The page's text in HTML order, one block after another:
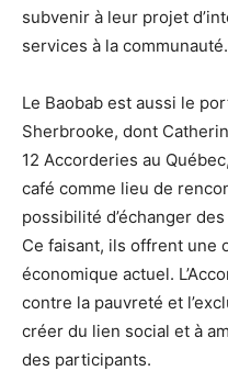
subvenir à leur projet
services à la communauté.
Le Baobab est aussi le
Sherbrooke, dont
12 Accorderies au
café comme lieu de
possibilité d’échanger
Ce faisant, ils offrent une
économique actuel.
contre la pauvreté et
créer du lien social et à
des participants.